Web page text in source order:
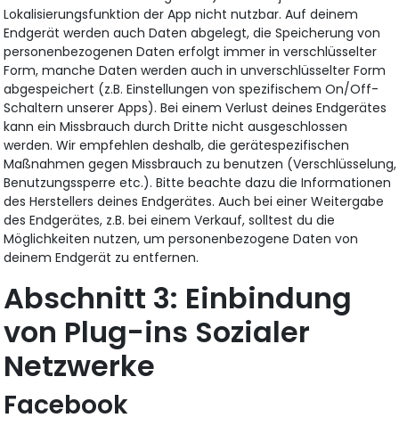
Lokalisierungsfunktion der App nicht nutzbar. Auf deinem
Endgerät werden auch Daten abgelegt, die Speicherung von
personenbezogenen Daten erfolgt immer in verschlüsselter
Form, manche Daten werden auch in unverschlüsselter Form
abgespeichert (z.B. Einstellungen von spezifischem On/Off-
Schaltern unserer Apps). Bei einem Verlust deines Endgerätes
kann ein Missbrauch durch Dritte nicht ausgeschlossen
werden. Wir empfehlen deshalb, die gerätespezifischen
Maßnahmen gegen Missbrauch zu benutzen (Verschlüsselung,
Benutzungssperre etc.). Bitte beachte dazu die Informationen
des Herstellers deines Endgerätes. Auch bei einer Weitergabe
des Endgerätes, z.B. bei einem Verkauf, solltest du die
Möglichkeiten nutzen, um personenbezogene Daten von
deinem Endgerät zu entfernen.
Einbindung
von Plug-ins Sozialer
Netzwerke
Facebook